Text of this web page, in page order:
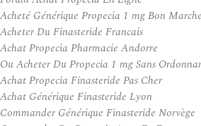
Acheté Générique Propecia 1 mg Bon
Acheter Du Finasteride Francais
Achat Propecia Pharmacie Andorre
Ou Acheter Du Propecia 1 mg Sans
Achat Propecia Finasteride Pas Cher
Achat Générique Finasteride Lyon
Commander Générique Finasteride Norvège